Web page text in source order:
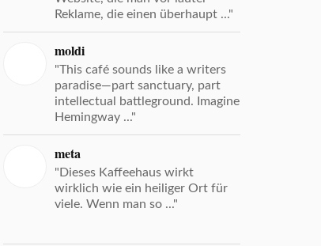
Reklame, die einen überhaupt ..."
moldi
"This café sounds like a writers
paradise—part sanctuary, part
intellectual battleground. Imagine
Hemingway ..."
meta
"Dieses Kaffeehaus wirkt
wirklich wie ein heiliger Ort für
viele. Wenn man so ..."